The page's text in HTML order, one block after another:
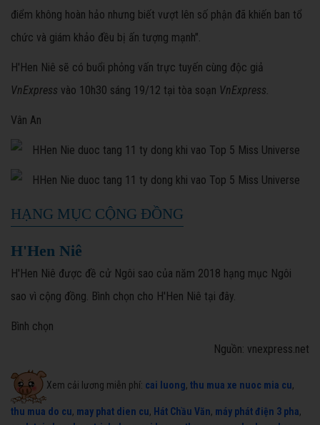
điểm không hoàn hảo nhưng biết vượt lên số phận đã khiến ban tổ
chức và giám khảo đều bị ấn tượng mạnh".
H'Hen Niê sẽ có buổi phỏng vấn trực tuyến cùng độc giả
VnExpress vào 10h30 sáng 19/12 tại tòa soạn VnExpress.
Vân An
HẠNG MỤC CỘNG ĐỒNG
H'Hen Niê
H'Hen Niê được đề cử Ngôi sao của năm 2018 hạng mục Ngôi
sao vì cộng đồng. Bình chọn cho H'Hen Niê tại đây.
Bình chọn
Nguồn: vnexpress.net
Xem cải lương miễn phí: cai luong, thu mua xe nuoc mia cu,
thu mua do cu, may phat dien cu, Hát Chầu Văn, máy phát điện 3 pha,